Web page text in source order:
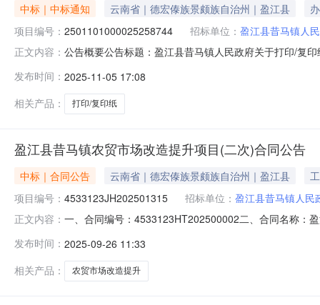
中标｜中标通知 云南省｜德宏傣族景颇族自治州｜盈江县
项目编号： 2501101000025258744 招标单位： 盈江县昔马镇人
正文内容： 公告概要公告标题：盈江县昔马镇人民政府关于打印/复
框架协议采购项目项目编号：2501101000025258744
发布时间： 2025-11-05 17:08
相关产品：
打印/复印纸
盈江县昔马镇农贸市场改造提升项目(二次)合同公告
中标｜合同公告 云南省｜德宏傣族景颇族自治州｜盈江县
项目编号： 4533123JH202501315 招标单位： 盈江县昔马镇人民
正文内容： 一、合同编号：4533123HT202500002二、合同名称：
址：宣威市双龙街道文化路文华家园联系方式：
发布时间： 2025-09-26 11:33
相关产品：
农贸市场改造提升